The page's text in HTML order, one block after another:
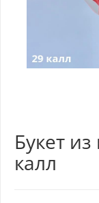
Букет
калл